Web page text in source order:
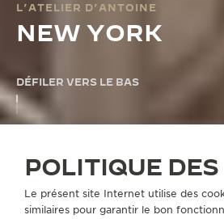
L’ATELIER D’ANTOINE
NEW YORK
DÉFILER VERS LE BAS
POLITIQUE
Le présent site Internet utilise des
similaires pour garantir le bon